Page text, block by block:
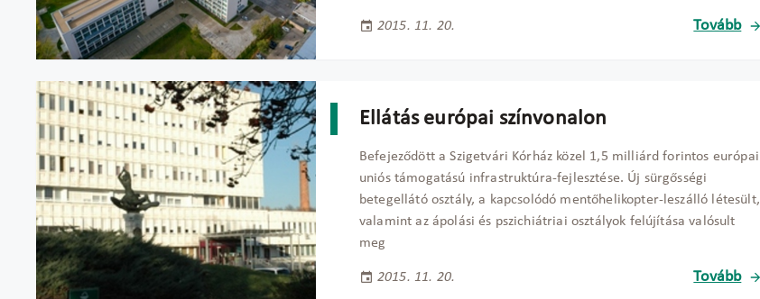
2015. 11. 20. Tovább
Ellátás európai színvonalon
Befejeződött a Szigetvári Kórház közel 1,5 milliárd forintos európai
uniós támogatású infrastruktúra-fejlesztése. Új sürgősségi
betegellátó osztály, a kapcsolódó mentőhelikopter-leszálló létesült,
valamint az ápolási és pszichiátriai osztályok felújítása valósult
meg
2015. 11. 20. Tovább